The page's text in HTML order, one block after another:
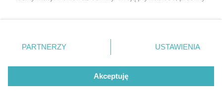
Copyright © 2022 Kurier Szczeciński sp. z o.o.
Wszelkie prawa zastrzeżone
Nota wydawnicza
Nota prawna
Polityka prywatności
Reklama
prywatności znajdujący się w lewym dolnym rogu strony
. Niektóre rodzaje przetwarzania danych nie wymagają
takiemu przetwarzaniu. Preferencje będą miały
zastosowania tylko na tej witrynie.
PARTNERZY USTAWIENIA
Akceptuję